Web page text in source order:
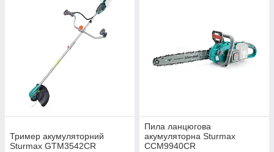
Тример акумуляторний
Sturmax GTM3542CR
Пила ланцюгова
акумуляторна Sturmax
CCM9940CR